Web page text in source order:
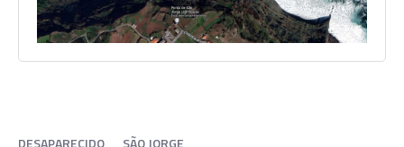
DESAPARECIDO SÃO JORGE